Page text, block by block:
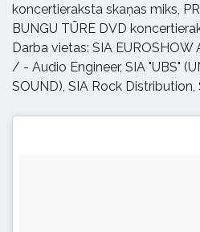
koncertieraksta skaņas miks,
BUNGU TŪRE DVD
Darba vietas: SIA
/ - Audio Engineer, SIA "UBS"
SOUND), SIA Rock